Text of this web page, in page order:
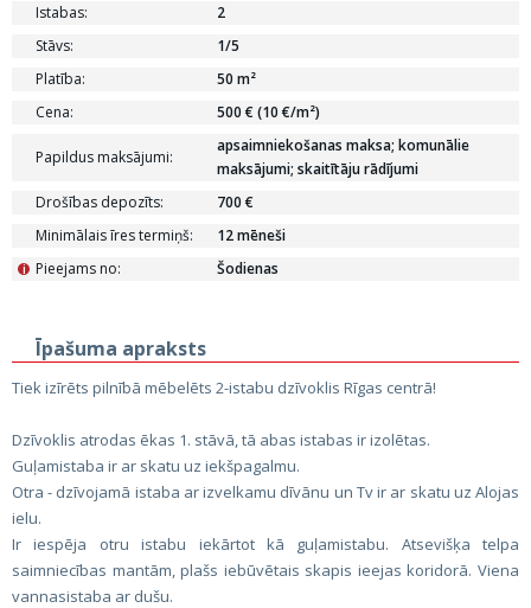
Istabas:
2
Stāvs:
1/5
Platība:
50 m²
Cena:
500 € (10 €/m²)
Papildus maksājumi:
apsaimniekošanas maksa; komunālie
maksājumi; skaitītāju rādījumi
Drošības depozīts:
700 €
Minimālais īres termiņš:
12 mēneši
Pieejams no:
i Šodienas
Īpašuma apraksts
Tiek izīrēts pilnībā mēbelēts 2-istabu dzīvoklis Rīgas centrā!
Dzīvoklis atrodas ēkas 1. stāvā, tā abas istabas ir izolētas.
Guļamistaba ir ar skatu uz iekšpagalmu.
Otra - dzīvojamā istaba ar izvelkamu dīvānu un Tv ir ar skatu uz Alojas
ielu.
Ir iespēja otru istabu iekārtot kā guļamistabu. Atsevišķa telpa
saimniecības mantām, plašs iebūvētais skapis ieejas koridorā. Viena
vannasistaba ar dušu.